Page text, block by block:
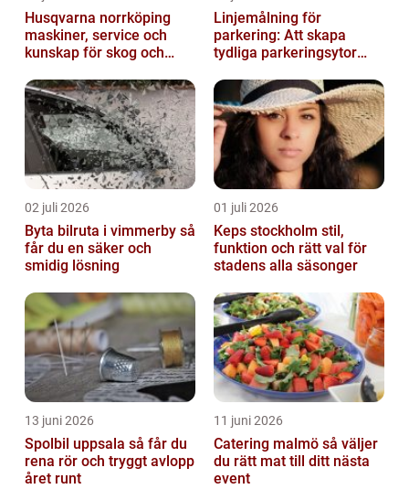
Husqvarna norrköping
maskiner, service och
kunskap för skog och
Linjemålning för
parkering: Att skapa
tydliga parkeringsytor
parkeringslinjer
02 juli 2026
Byta bilruta i vimmerby så
får du en säker och
smidig lösning
01 juli 2026
Keps stockholm stil,
funktion och rätt val för
stadens alla säsonger
13 juni 2026
Spolbil uppsala så får du
rena rör och tryggt avlopp
året runt
11 juni 2026
Catering malmö så väljer
du rätt mat till ditt nästa
event